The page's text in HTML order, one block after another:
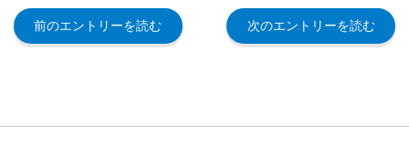
前のエントリーを読む 次のエントリーを読む